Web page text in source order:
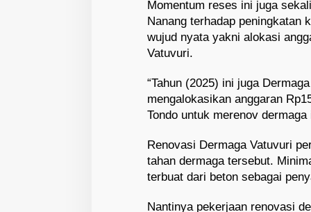
Momentum reses ini juga
Nanang terhadap peningkatan
wujud nyata yakni alokasi
Vatuvuri.
“Tahun (2025) ini juga
mengalokasikan anggaran
Tondo untuk merenov
Renovasi Dermaga Vatuvuri
tahan dermaga tersebut.
terbuat dari beton sebagai
Nantinya pekerjaan renovasi